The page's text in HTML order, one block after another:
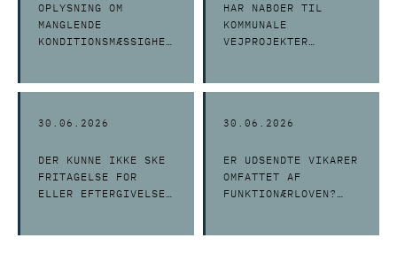
OPLYSNING OM
MANGLENDE
KONDITIONSMÆSSIGHED
HAR NABOER TIL
KOMMUNALE
VEJPROJEKTER
30.06.2026
DER KUNNE IKKE SKE
FRITAGELSE FOR
ELLER EFTERGIVELSE
30.06.2026
ER UDSENDTE VIKARER
OMFATTET AF
FUNKTIONÆRLOVEN?